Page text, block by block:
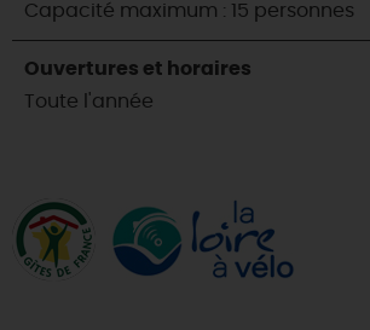
Capacité maximum : 15 personnes
Ouvertures et horaires
Toute l'année